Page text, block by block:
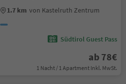
1.7 km von Kastelruth Zentrum
Südtirol Guest Pass
ab 78€
1 Nacht / 1 Apartment Inkl. MwSt.